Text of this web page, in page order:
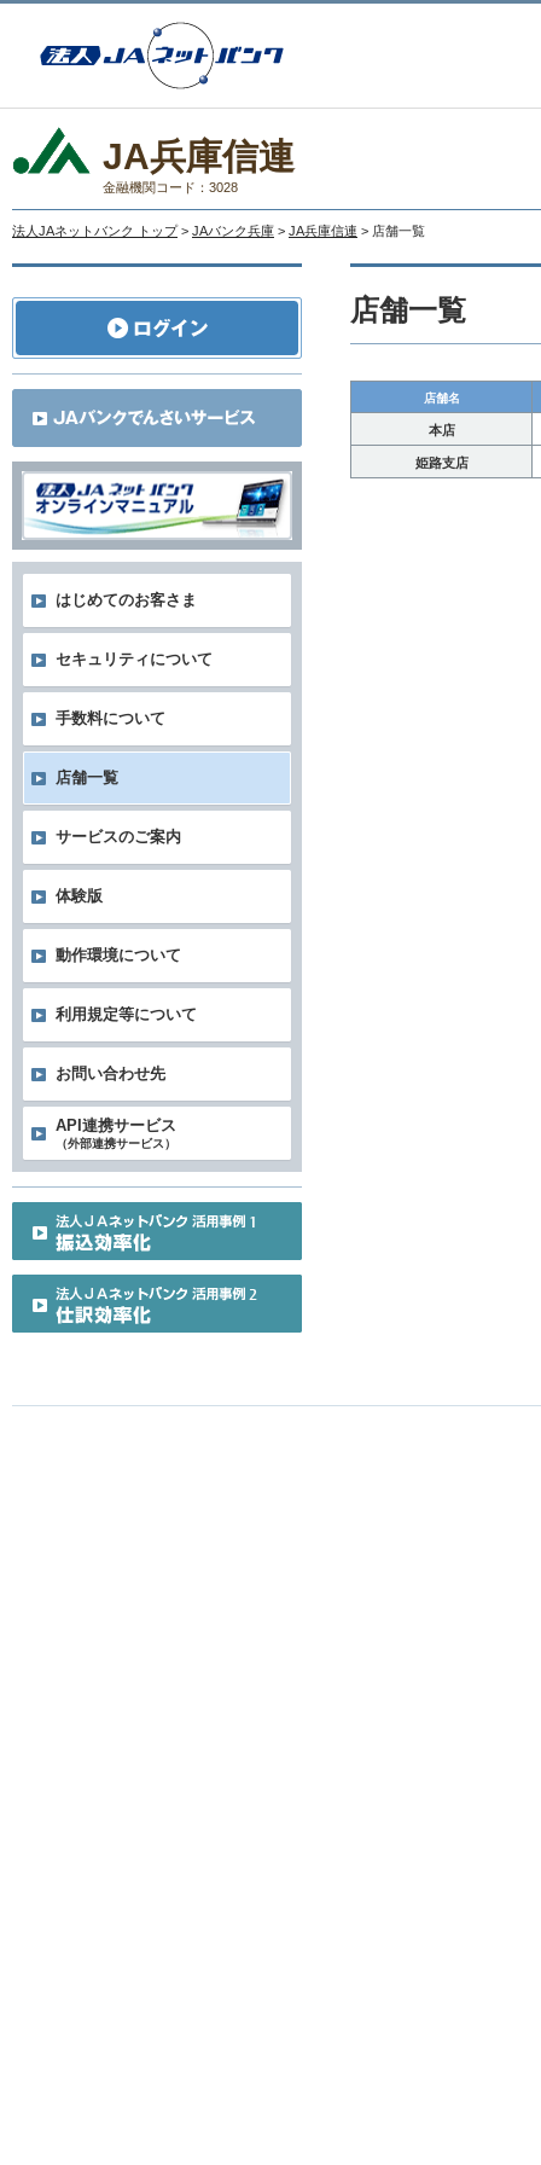
JA兵庫信連
金融機関コード：3028
法人JAネットバンク トップ > JAバンク兵庫 > JA兵庫信連 > 店舗一覧
店舗一覧
店舗名
本店
姫路支店
はじめてのお客さま
セキュリティについて
手数料について
店舗一覧
サービスのご案内
体験版
動作環境について
利用規定等について
お問い合わせ先
API連携サービス
（外部連携サービス）